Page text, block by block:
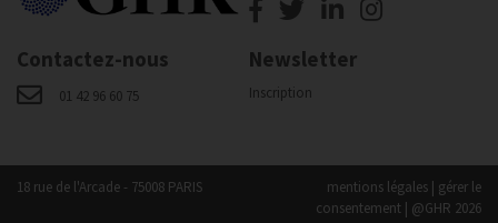
Contactez-nous
01 42 96 60 75
Newsletter
Inscription
18 rue de l'Arcade - 75008 PARIS mentions légales | gérer le
consentement | @GHR 2026